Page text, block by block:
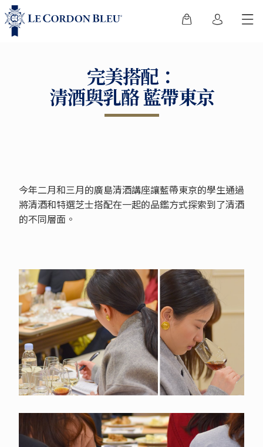
完美搭配：
清酒與乳酪 藍帶東京
今年二月和三月的廣島清酒講座讓藍帶東京的學生通過
將清酒和特選芝士搭配在一起的品鑑方式探索到了清酒
的不同層面。